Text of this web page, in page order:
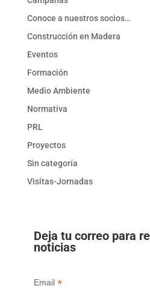
Conoce a nuestros socios…
Construcción en Madera
Eventos
Formación
Medio Ambiente
Normativa
PRL
Proyectos
Sin categoría
Visitas-Jornadas
Deja tu correo para
noticias
Email *